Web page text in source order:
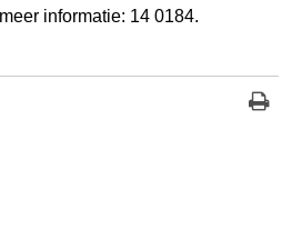
informatie: 14 0184.